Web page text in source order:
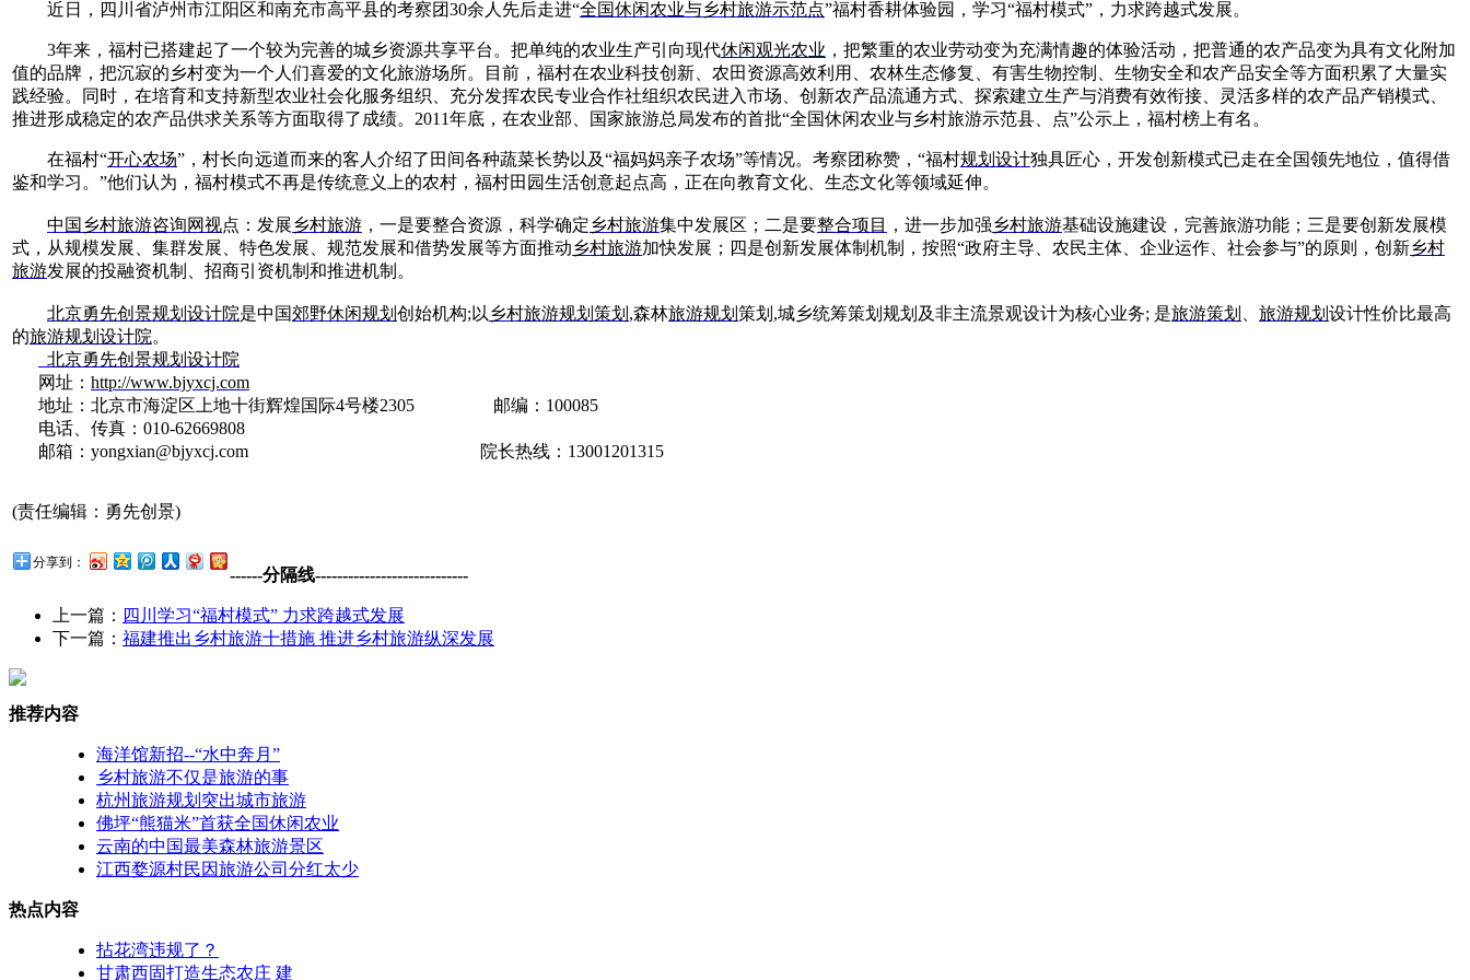
近日，四川省泸州市江阳区和南充市高平县的考察团30余人先后走进“全国休闲农业与乡村旅游示范点”福村香耕体验园，学习“福村模式”，力求跨越式发展。
3年来，福村已搭建起了一个较为完善的城乡资源共享平台。把单纯的农业生产引向现代休闲观光农业 ，把繁重的农业劳动变为充满情趣的体验活动，把普通的农产品变为具有文化附加
值的品牌，把沉寂的乡村变为一个人们喜爱的文化旅游场所。目前，福村在农业科技创新、农田资源高效利用、农林生态修复、有害生物控制、生物安全和农产品安全等方面积累了大量实
践经验。同时，在培育和支持新型农业社会化服务组织、充分发挥农民专业合作社组织农民进入市场、创新农产品流通方式、探索建立生产与消费有效衔接、灵活多样的农产品产销模式、
推进形成稳定的农产品供求关系等方面取得了成绩。2011年底，在农业部、国家旅游总局发布的首批“全国休闲农业与乡村旅游示范县、点”公示上，福村榜上有名。
在福村“开心农场”，村长向远道而来的客人介绍了田间各种蔬菜长势以及“福妈妈亲子农场”等情况。考察团称赞，“福村规划设计独具匠心，开发创新模式已走在全国领先地位，值得借
鉴和学习。”他们认为，福村模式不再是传统意义上的农村，福村田园生活创意起点高，正在向教育文化、生态文化等领域延伸。
中国乡村旅游咨询网视点：发展乡村旅游 ，一是要整合资源，科学确定乡村旅游集中发展区；二是要整合项目 ，进一步加强乡村旅游基础设施建设，完善旅游功能；三是要创新发展模
式，从规模发展、集群发展、特色发展、规范发展和借势发展等方面推动乡村旅游加快发展；四是创新发展体制机制，按照“政府主导、农民主体、企业运作、社会参与”的原则，创新乡村
旅游发展的投融资机制、招商引资机制和推进机制。
北京勇先创景规划设计院是中国郊野休闲规划 创始机构;以 乡村旅游规划 策划 ,森林旅游规划 策划,城乡统筹策划规划及非主流景观设计为核心业务; 是旅游策划 旅游规划 设计性价比最高
的旅游规划设计院。
北京勇先创景规划设计院
网址： http://www.bjyxcj.com
地址：北京市海淀区上地十街辉煌国际4号楼2305 邮编：100085
电话、传真：010-62669808
邮箱：yongxian@bjyxcj.com 院长热线：13001201315
(责任编辑：勇先创景)
分享到：
------分隔线----------------------------
上一篇： 四川学习“福村模式” 力求跨越式发展
下一篇： 福建推出乡村旅游十措施 推进乡村旅游纵深发展
推荐内容
海洋馆新招--“水中奔月”
乡村旅游不仅是旅游的事
杭州旅游规划突出城市旅游
佛坪“熊猫米”首获全国休闲农业
云南的中国最美森林旅游景区
江西婺源村民因旅游公司分红太少
热点内容
拈花湾违规了？
甘肃西固打造生态农庄 建